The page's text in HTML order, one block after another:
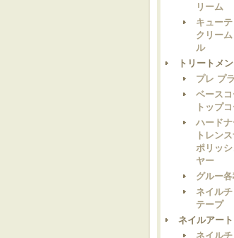
リーム
キュー
クリー
ル
トリートメ
プレ プ
ベース
トップ
ハード
トレン
ポリッ
ヤー
グルー
ネイル
テープ
ネイルアート
ネイル